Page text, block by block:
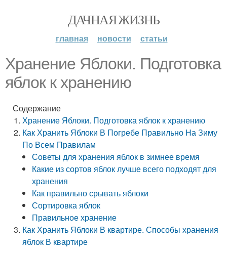
ДАЧНАЯ ЖИЗНЬ
главная новости статьи
Хранение Яблоки. Подготовка
яблок к хранению
Содержание
Хранение Яблоки. Подготовка яблок к хранению
Как Хранить Яблоки В Погребе Правильно На Зиму
По Всем Правилам
Советы для хранения яблок в зимнее время
Какие из сортов яблок лучше всего подходят для
хранения
Как правильно срывать яблоки
Сортировка яблок
Правильное хранение
Как Хранить Яблоки В квартире. Способы хранения
яблок В квартире